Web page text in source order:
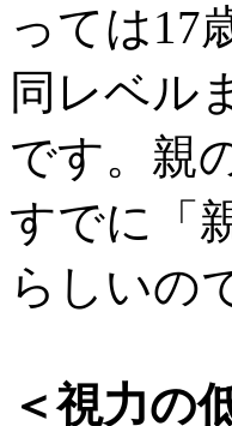
っては17
同レベル
です。親
すでに「
らしいの
＜視力の